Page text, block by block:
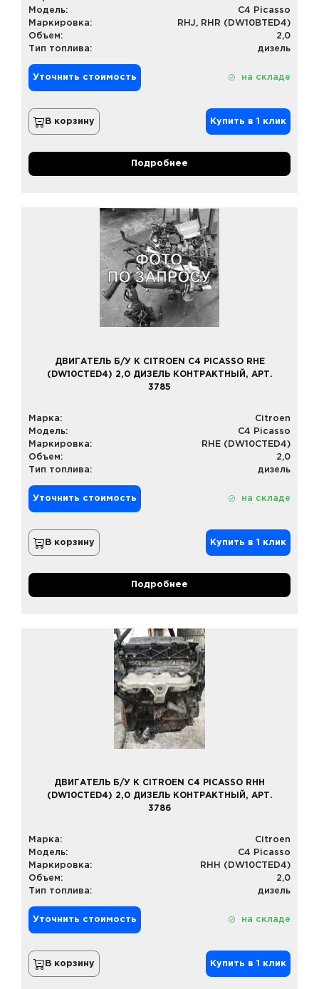
Модель:
C4 Picasso
Маркировка:
RHJ, RHR (DW10BTED4)
Объем:
2,0
Тип топлива:
дизель
Уточнить стоимость на складе
В корзину Купить в 1 клик
Подробнее
ДВИГАТЕЛЬ Б/У К CITROEN C4 PICASSO RHE
(DW10CTED4) 2,0 ДИЗЕЛЬ КОНТРАКТНЫЙ, АРТ.
3785
Марка:
Citroen
Модель:
C4 Picasso
Маркировка:
RHE (DW10CTED4)
Объем:
2,0
Тип топлива:
дизель
Уточнить стоимость на складе
В корзину Купить в 1 клик
Подробнее
ДВИГАТЕЛЬ Б/У К CITROEN C4 PICASSO RHH
(DW10CTED4) 2,0 ДИЗЕЛЬ КОНТРАКТНЫЙ, АРТ.
3786
Марка:
Citroen
Модель:
C4 Picasso
Маркировка:
RHH (DW10CTED4)
Объем:
2,0
Тип топлива:
дизель
Уточнить стоимость на складе
В корзину Купить в 1 клик